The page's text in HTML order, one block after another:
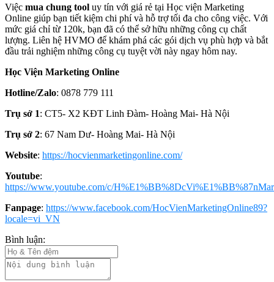
Việc mua chung tool uy tín với giá rẻ tại Học viện Marketing
Online giúp bạn tiết kiệm chi phí và hỗ trợ tối đa cho công việc. Với
mức giá chỉ từ 120k, bạn đã có thể sở hữu những công cụ chất
lượng. Liên hệ HVMO để khám phá các gói dịch vụ phù hợp và bắt
đầu trải nghiệm những công cụ tuyệt vời này ngay hôm nay.
Học Viện Marketing Online
Hotline/Zalo: 0878 779 111
Trụ sở 1: CT5- X2 KĐT Linh Đàm- Hoàng Mai- Hà Nội
Trụ sở 2: 67 Nam Dư- Hoàng Mai- Hà Nội
Website: https://hocvienmarketingonline.com/
Youtube:
https://www.youtube.com/c/
Fanpage: https://www.facebook.com/HocVienMarketingOnline89?
locale=vi_VN
Bình luận: